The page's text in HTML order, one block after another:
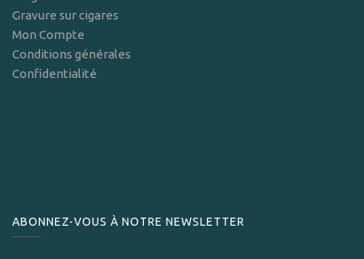
Gravure sur cigares
Mon Compte
Conditions générales
Confidentialité
ABONNEZ-VOUS À NOTRE NEWSLETTER